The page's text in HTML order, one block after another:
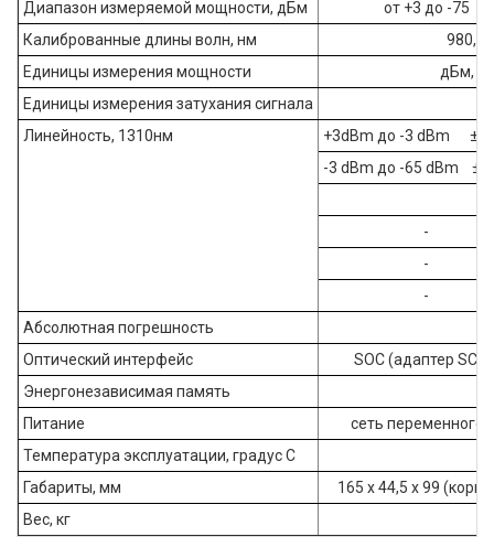
Диапазон измеряемой мощности, дБм
от +3 до -75
Калиброванные длины волн, нм
980,
Единицы измерения мощности
дБм,
Единицы измерения затухания сигнала
Линейность, 1310нм
+3dBm до -3 dBm
-3 dBm до -65 dBm
-
-
-
Абсолютная погрешность
Оптический интерфейс
SOC (адаптер SC,
Энергонезависимая память
Питание
сеть переменного
Температура эксплуатации, градус С
Габариты, мм
165 х 44,5 х 99
Вес, кг